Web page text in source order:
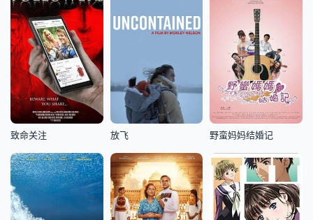
致命关注 放飞 野蛮妈妈结婚记